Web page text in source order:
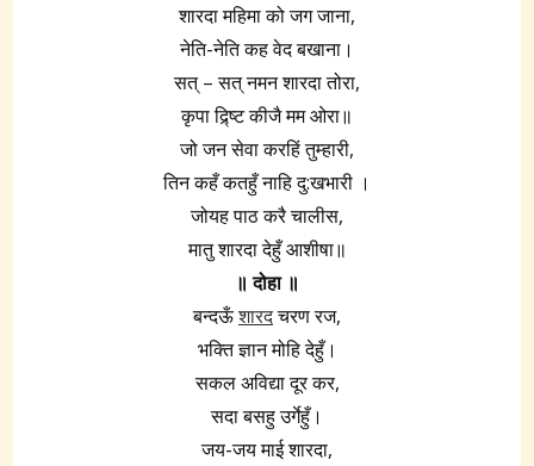
शारदा महिमा को जग जाना,
नेति-नेति कह वेद बखाना।
सत् – सत् नमन शारदा तोरा,
कृपा द्र्ष्टि कीजै मम ओरा॥
जो जन सेवा करहिं तुम्हारी,
तिन कहँ कतहुँ नाहि दु:खभारी ।
जोयह पाठ करै चालीस,
मातु शारदा देहुँ आशीषा॥
॥ दोहा ॥
बन्दऊँशारदचरण रज,
भक्ति ज्ञान मोहि देहुँ।
सकल अविद्या दूर कर,
सदा बसहु उर्गेहुँ।
जय-जय माई शारदा,